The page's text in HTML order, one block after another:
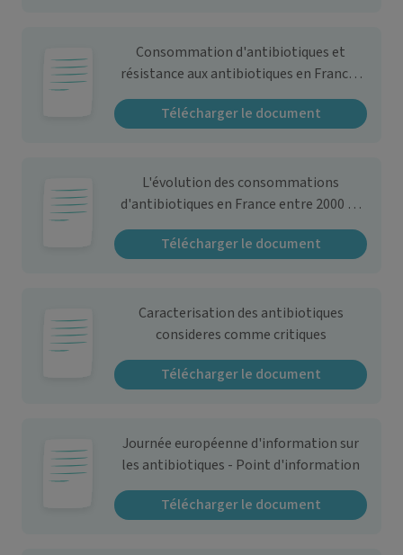
Consommation d'antibiotiques et
résistance aux antibiotiques en France :
nécessité d'une mobilisation déterminée
et durable - Communiqué
Télécharger le document
L'évolution des consommations
d'antibiotiques en France entre 2000 et
2013
Télécharger le document
Caracterisation des antibiotiques
consideres comme critiques
Télécharger le document
Journée européenne d'information sur
les antibiotiques - Point d'information
Télécharger le document